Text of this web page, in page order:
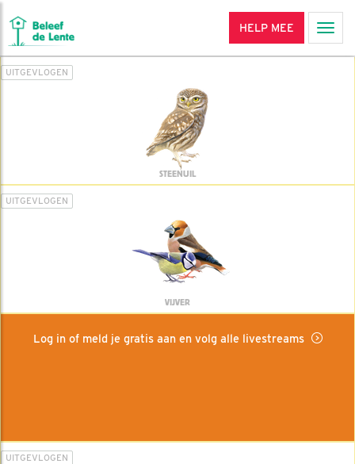
HELP MEE
UITGEVLOGEN
STEENUIL
UITGEVLOGEN
VIJVER
Log in of meld je gratis aan en volg alle livestreams
UITGEVLOGEN